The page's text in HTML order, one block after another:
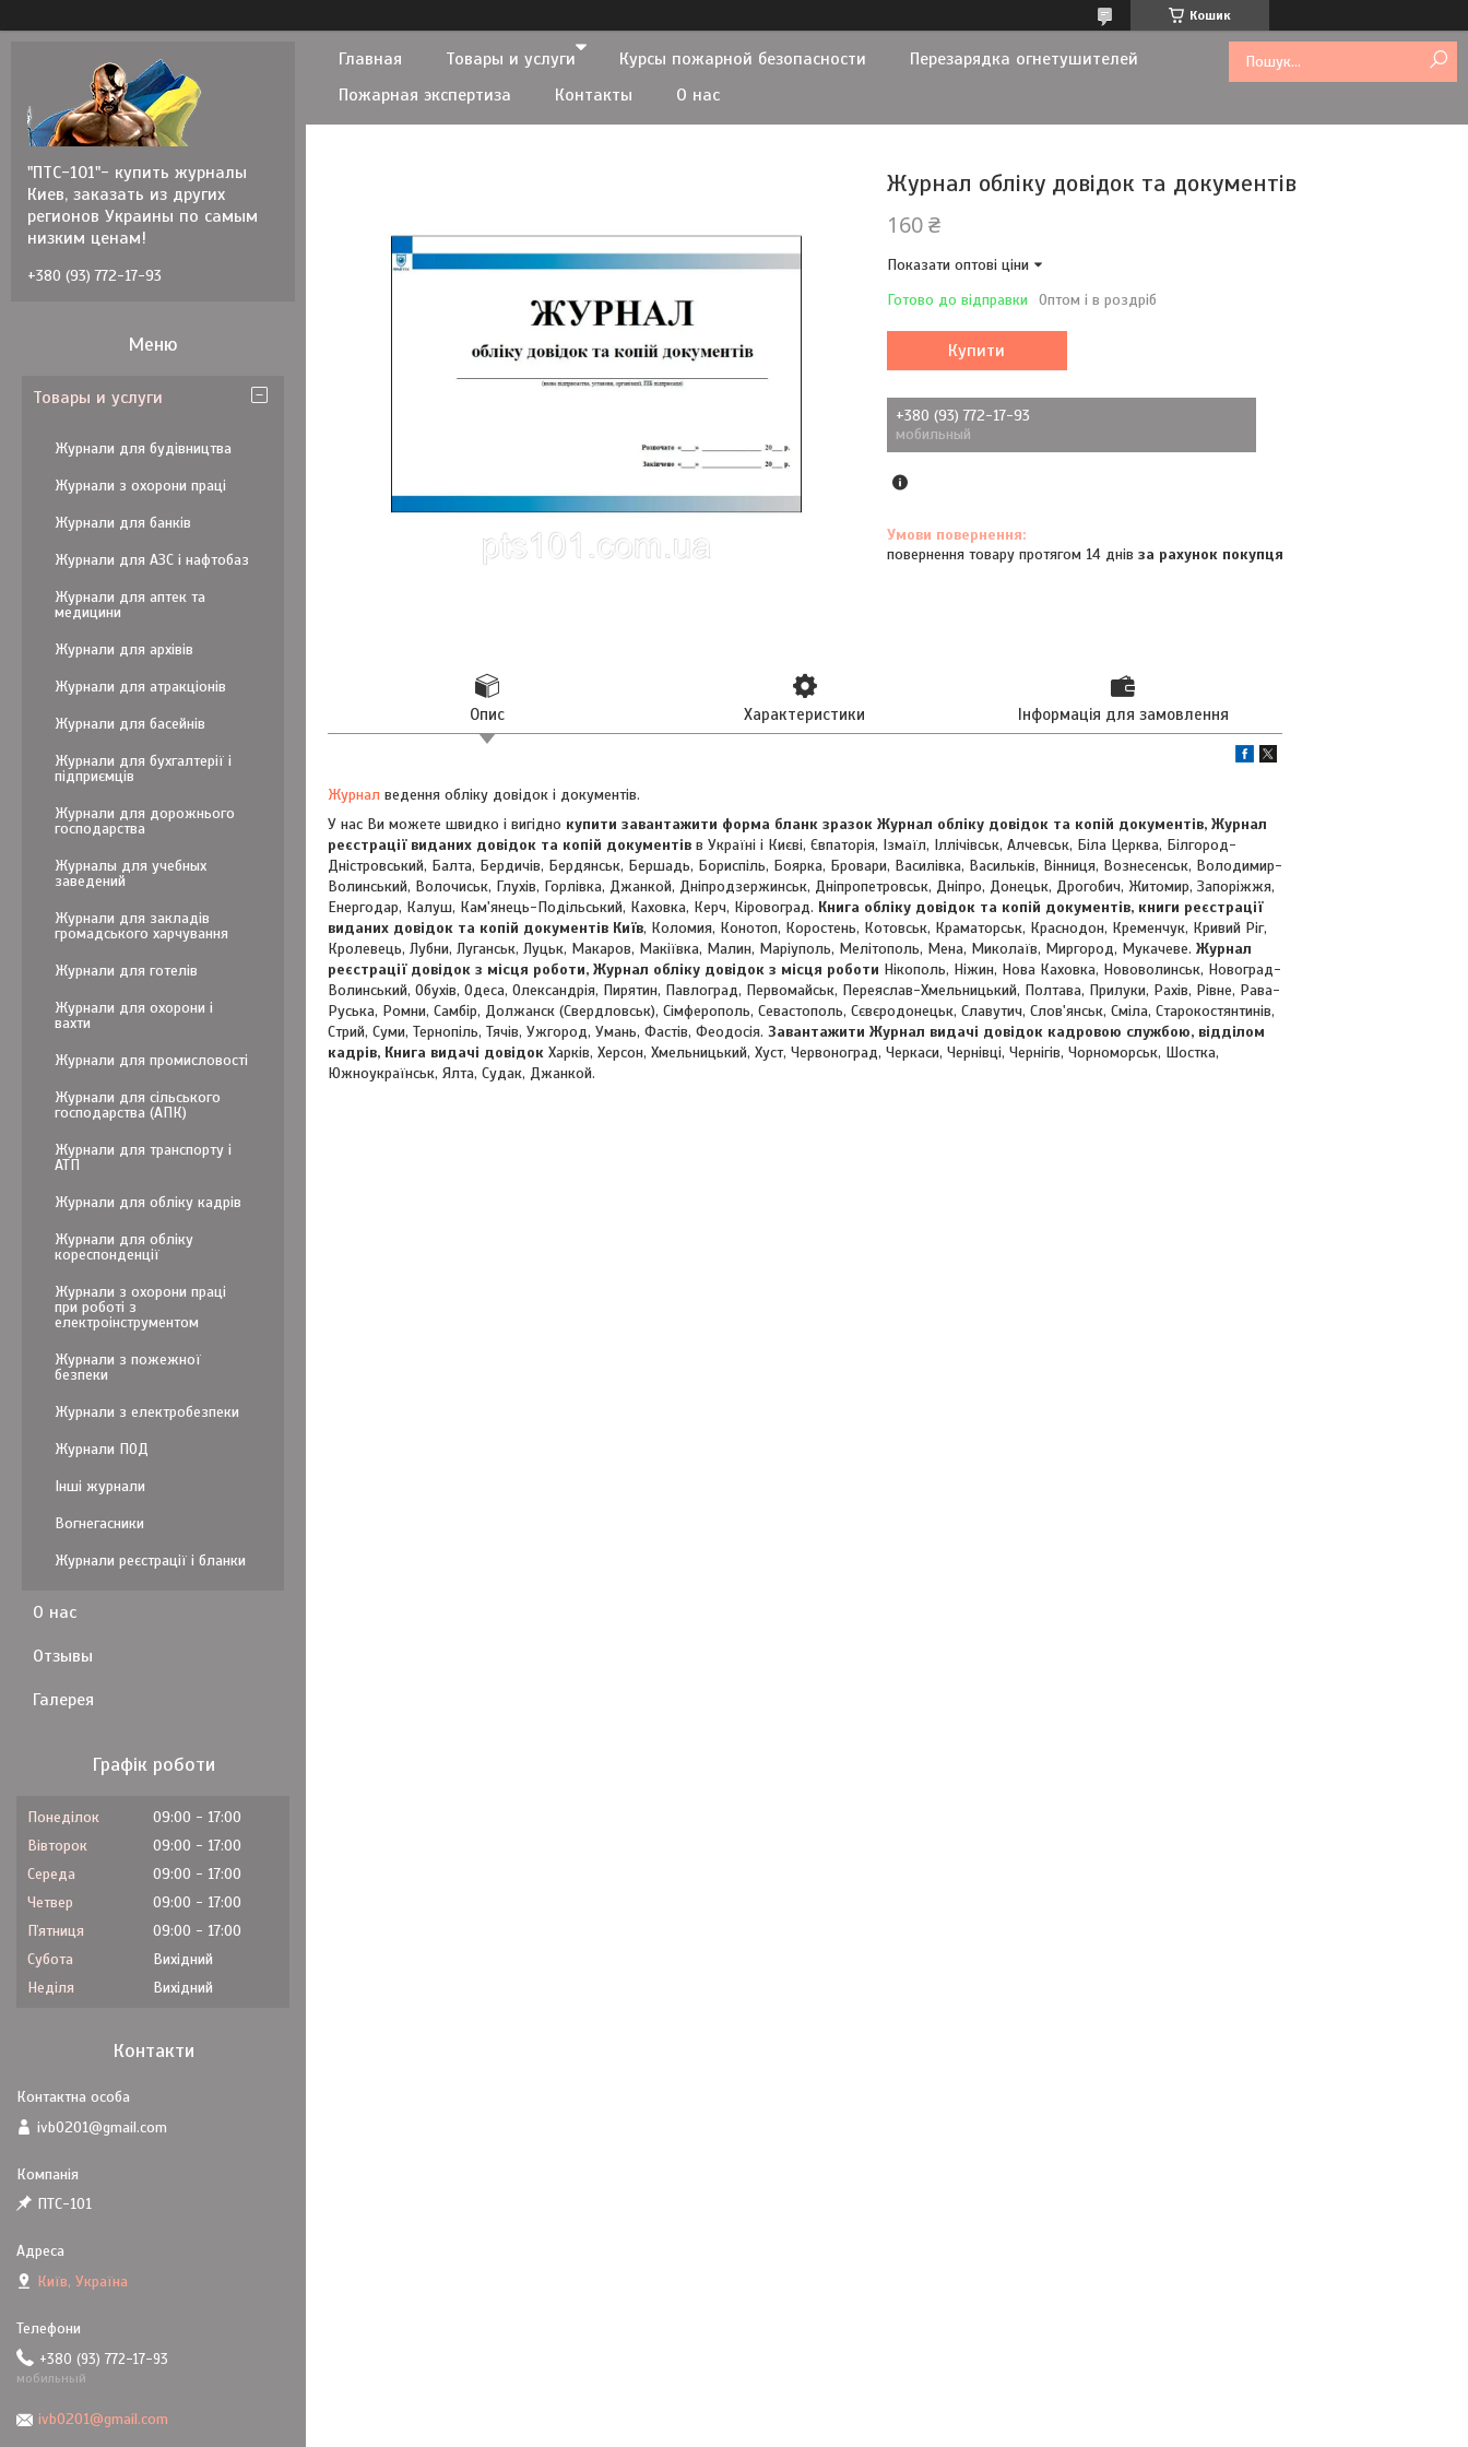
Кошик
Главная Товары и услуги Курсы пожарной безопасности
Перезарядка огнетушителей
Пожарная экспертиза
Контакты О нас
Журнал обліку довідок та документів
160 ₴
Показати оптові ціни
Готово до відправки
Оптом і в роздріб
Купити
+380 (93) 772-17-93
мобильный
повернення товару протягом 14 днів за рахунок покупця
Опис Характеристики Інформація для замовлення
Журнал ведення обліку довідок і документів.
У нас Ви можете швидко і вигідно купити завантажити форма бланк зразок Журнал обліку довідок та копій документів, Журнал
реєстрації виданих довідок та копій документів в Україні і Києві, Євпаторія, Ізмаїл, Іллічівськ, Алчевськ, Біла Церква, Білгород-
Дністровський, Балта, Бердичів, Бердянськ, Бершадь, Бориспіль, Боярка, Бровари, Василівка, Васильків, Вінниця, Вознесенськ, Володимир-
Волинський, Волочиськ, Глухів, Горлівка, Джанкой, Дніпродзержинськ, Дніпропетровськ, Дніпро, Донецьк, Дрогобич, Житомир, Запоріжжя,
Енергодар, Калуш, Кам'янець-Подільський, Каховка, Керч, Кіровоград. Книга обліку довідок та копій документів, книги реєстрації
виданих довідок та копій документів Київ, Коломия, Конотоп, Коростень, Котовськ, Краматорськ, Краснодон, Кременчук, Кривий Ріг,
Кролевець, Лубни, Луганськ, Луцьк, Макаров, Макіївка, Малин, Маріуполь, Мелітополь, Мена, Миколаїв, Миргород, Мукачеве. Журнал
реєстрації довідок з місця роботи, Журнал обліку довідок з місця роботи Нікополь, Ніжин, Нова Каховка, Нововолинськ, Новоград-
Волинський, Обухів, Одеса, Олександрія, Пирятин, Павлоград, Первомайськ, Переяслав-Хмельницький, Полтава, Прилуки, Рахів, Рівне, Рава-
Руська, Ромни, Самбір, Должанск (Свердловськ), Сімферополь, Севастополь, Сєвєродонецьк, Славутич, Слов'янськ, Сміла, Старокостянтинів,
Стрий, Суми, Тернопіль, Тячів, Ужгород, Умань, Фастів, Феодосія. Завантажити Журнал видачі довідок кадровою службою, відділом
кадрів, Книга видачі довідок Харків, Херсон, Хмельницький, Хуст, Червоноград, Черкаси, Чернівці, Чернігів, Чорноморськ, Шостка,
Южноукраїнськ, Ялта, Судак, Джанкой.
"ПТС-101"- купить журналы
Киев, заказать из других
регионов Украины по самым
низким ценам!
+380 (93) 772-17-93
Товары и услуги
Журнали для будівництва
Журнали з охорони праці
Журнали для банків
Журнали для АЗС і нафтобаз
Журнали для аптек та
медицини
Журнали для архівів
Журнали для атракціонів
Журнали для басейнів
Журнали для бухгалтерії і
підприємців
Журнали для дорожнього
господарства
Журналы для учебных
заведений
Журнали для закладів
громадського харчування
Журнали для готелів
Журнали для охорони і
вахти
Журнали для промисловості
Журнали для сільського
господарства (АПК)
Журнали для транспорту і
АТП
Журнали для обліку кадрів
Журнали для обліку
кореспонденції
Журнали з охорони праці
при роботі з
електроінструментом
Журнали з пожежної
безпеки
Журнали з електробезпеки
Журнали ПОД
Інші журнали
Вогнегасники
Журнали реєстрації і бланки
О нас
Отзывы
Галерея
Графік роботи
Понеділок 09:00
17:00
Вівторок
09:00
17:00
Середа
09:00
17:00
Четвер
09:00
17:00
Пʼятниця
09:00
17:00
Субота
Вихідний
Неділя
Вихідний
Контакти
ivb0201@gmail.com
ПТС-101
Київ, Україна
+380 (93) 772-17-93
мобильный
ivb0201@gmail.com